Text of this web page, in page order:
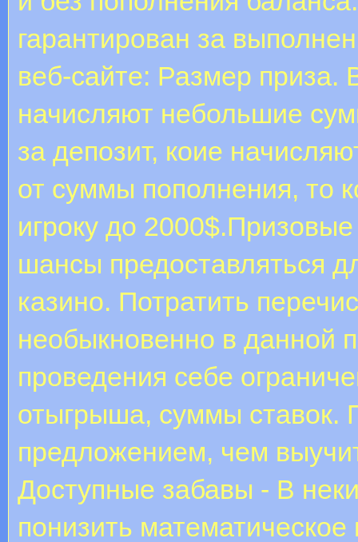
гарантирован за
веб-сайте: Размер приза.
начисляют небольшие
за депозит, коие
от суммы пополнения, то
игроку до
шансы предоставляться
казино. Потратить
необыкновенно в данной
проведения себе
отыгрыша, суммы ставок.
предложением, чем
Доступные забавы - В
понизить